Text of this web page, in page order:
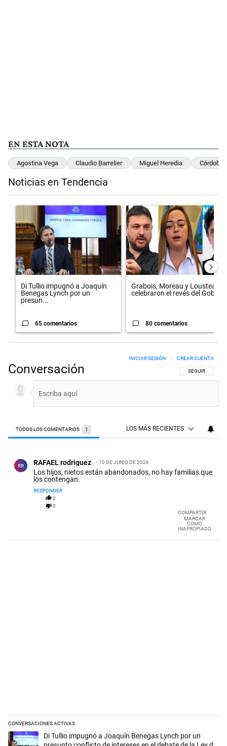
EN ESTA NOTA
Agostina Vega Claudio Barrelier Miguel Heredia Córdoba
Noticias en Tendencia
Un artículo de tendencia con el título "Di Tullio impugnó a Joaquín
Di Tullio impugnó a Joaquín
Benegas Lynch por un
presun...
65 comentarios
Un artículo de tendencia con el
Grabois, Moreau y Lousteau
celebraron el revés del Gobi...
80 comentarios
Conversación SIGA ESTA
SEGUIR
INICIAR SESIÓN CREAR CUENTA
TODOS LOS COMENTARIOS 1 LOS MÁS RECIENTES
RR RAFAEL rodriguez 10 DE JUNIO DE 2026
Los hijos, nietos están abandonados, no hay familias que
los contengan.
RESPONDER
0
0
COMPARTIR
MARCAR
COMO
INAPROPIADO
CONVERSACIONES ACTIVAS
Este listado muestra los artículos con más comentarios en los
Un artículo de tendencia con el título "Di Tullio impugnó a Joaquín
Di Tullio impugnó a Joaquín Benegas Lynch por un